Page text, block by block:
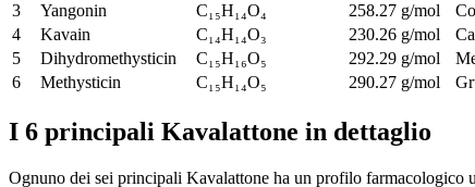
3
Yangonin C₁₅H₁₄O₄ 258.27 g/mol
4
Kavain C₁₄H₁₄O₃ 230.26 g/mol
5
Dihydromethysticin C₁₅H₁₆O₅ 292.29 g/mol
6
Methysticin C₁₅H₁₄O₅ 290.27 g/mol
I 6 principali Kavalattone in dettaglio
Ognuno dei sei principali Kavalattone ha un profilo farmacologico